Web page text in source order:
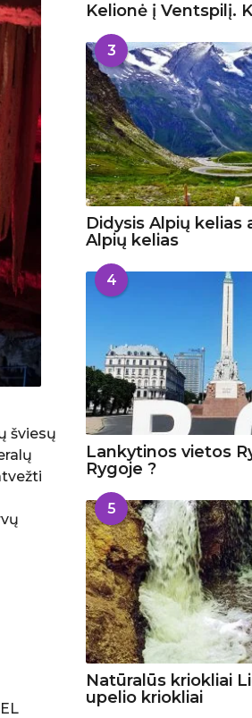
šviesų
Kelionė į Ventspilį.
3
Didysis Alpių kelias
Alpių kelias
4
Lankytinos vietos
Rygoje ?
5
Natūralūs kriokliai
upelio kriokliai